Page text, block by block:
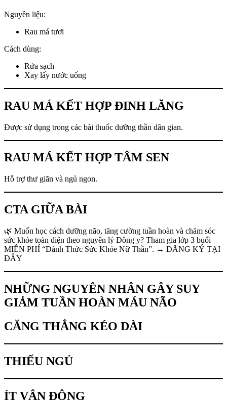
Nguyên liệu:
Rau má tươi
Cách dùng:
Rửa sạch
Xay lấy nước uống
RAU MÁ KẾT HỢP ĐINH LĂNG
Được sử dụng trong các bài thuốc dưỡng thần dân gian.
RAU MÁ KẾT HỢP TÂM SEN
Hỗ trợ thư giãn và ngủ ngon.
CTA GIỮA BÀI
🌿 Muốn học cách dưỡng não, tăng cường tuần hoàn và chăm sóc
sức khỏe toàn diện theo nguyên lý Đông y? Tham gia lớp 3 buổi
MIỄN PHÍ “Đánh Thức Sức Khỏe Nữ Thần”. → ĐĂNG KÝ TẠI
ĐÂY
NHỮNG NGUYÊN NHÂN GÂY SUY
GIẢM TUẦN HOÀN MÁU NÃO
CĂNG THẲNG KÉO DÀI
THIẾU NGỦ
ÍT VẬN ĐỘNG